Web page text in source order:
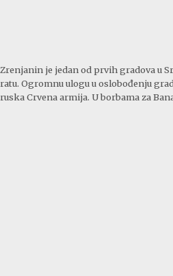
Zrenjanin je jedan od prvih gradova u
ratu. Ogromnu ulogu u oslobođenju
ruska Crvena armija. U borbama za